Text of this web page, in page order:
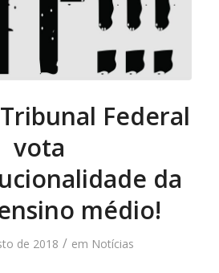
Federal
vota
da
médio!
de 2018 / em Notícias